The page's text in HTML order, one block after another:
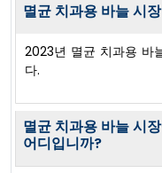
멸균 치과용 바늘 시
2023년 멸균 치과용 바
다.
멸균 치과용 바늘 시
어디입니까?